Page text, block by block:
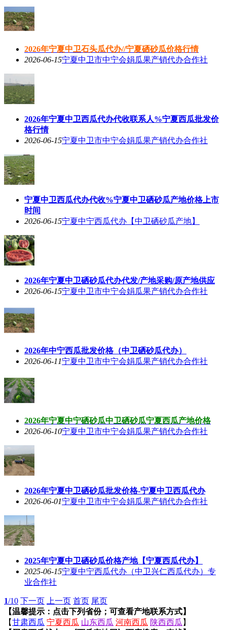
2026年宁夏中卫石头瓜代办//宁夏硒砂瓜价格行情
2026-06-15宁夏中卫市中宁会娟瓜果产销代办合作社
2026年宁夏中卫西瓜代办代收联系人%宁夏西瓜批发价
格行情
2026-06-15宁夏中卫市中宁会娟瓜果产销代办合作社
宁夏中卫西瓜代办代收%宁夏中卫硒砂瓜产地价格上市
时间
2026-06-15宁夏中宁西瓜代办【中卫硒砂瓜产地】
2026年宁夏中卫硒砂瓜代办代发/产地采购/原产地供应
2026-06-15宁夏中卫市中宁会娟瓜果产销代办合作社
2026年中宁西瓜批发价格（中卫硒砂瓜代办）
2026-06-11宁夏中卫市中宁会娟瓜果产销代办合作社
2026年宁夏中宁硒砂瓜中卫硒砂瓜宁夏西瓜产地价格
2026-06-10宁夏中卫市中宁会娟瓜果产销代办合作社
2026年宁夏中卫硒砂瓜批发价格-宁夏中卫西瓜代办
2026-06-01宁夏中卫市中宁会娟瓜果产销代办合作社
2025年宁夏中卫硒砂瓜价格产地【宁夏西瓜代办】
2025-06-15宁夏中宁西瓜代办（中卫兴仁西瓜代办）专
业合作社
1/10 下一页 上一页 首页 尾页
【温馨提示：点击下列省份；可查看产地联系方式】
【甘肃西瓜 宁夏西瓜 山东西瓜 河南西瓜 陕西西瓜 】